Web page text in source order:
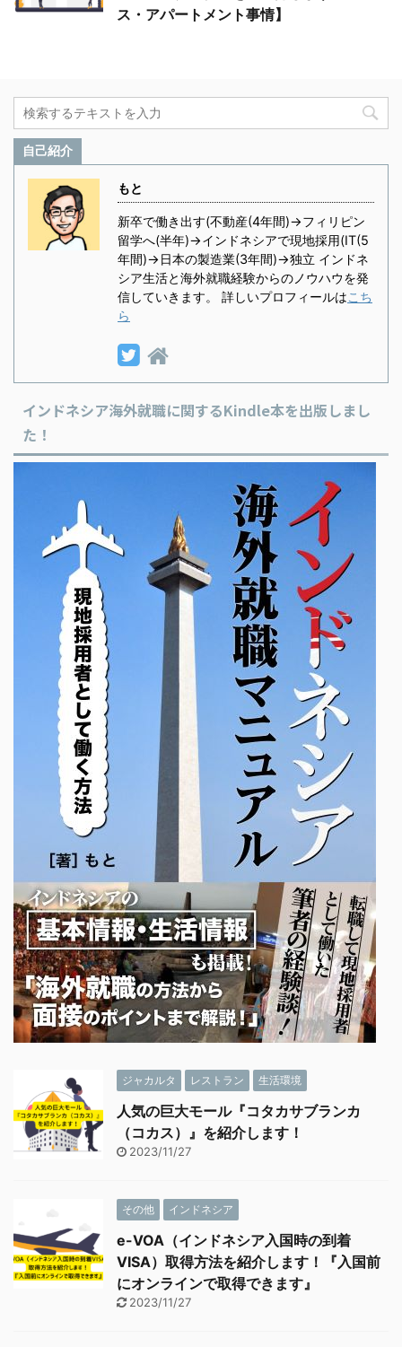
ス・アパートメント事情】
自己紹介
もと
新卒で働き出す(不動産(4年間)→フィリピン
留学へ(半年)→インドネシアで現地採用(IT(5
年間)→日本の製造業(3年間)→独立 インドネ
シア生活と海外就職経験からのノウハウを発
信していきます。 詳しいプロフィールはこち
ら
インドネシア海外就職に関するKindle本を出版しまし
た！
ジャカルタ レストラン 生活環境
人気の巨大モール『コタカサブランカ
（コカス）』を紹介します！
2023/11/27
その他 インドネシア
e-VOA（インドネシア入国時の到着
VISA）取得方法を紹介します！『入国前
にオンラインで取得できます』
2023/11/27